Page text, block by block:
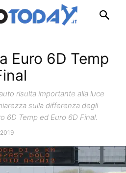
Euro 6D Temp
risulta importante alla luce
sulla differenza degli
6D Temp ed Euro 6D Final.